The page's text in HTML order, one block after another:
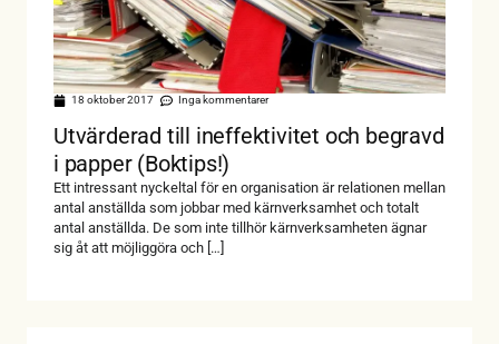
18 oktober 2017 Inga kommentarer
Utvärderad till ineffektivitet och begravd
i papper (Boktips!)
Ett intressant nyckeltal för en organisation är relationen mellan
antal anställda som jobbar med kärnverksamhet och totalt
antal anställda. De som inte tillhör kärnverksamheten ägnar
sig åt att möjliggöra och […]